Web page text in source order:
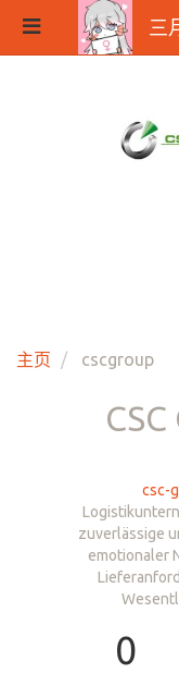
三
主页 cscgroup
csc-
zuverlässige
emotionaler
0